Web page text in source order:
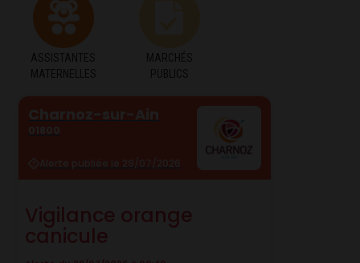
ASSISTANTES
MATERNELLES
MARCHÉS
PUBLICS